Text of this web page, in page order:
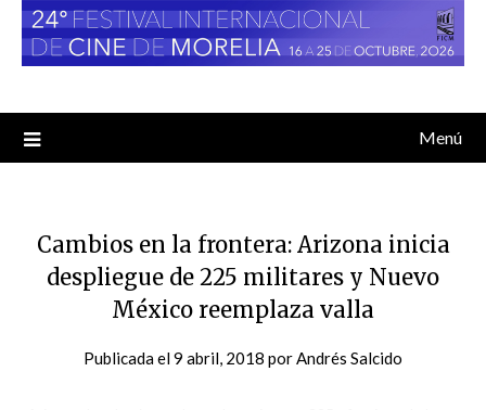
Menú
Cambios en la frontera: Arizona inicia
despliegue de 225 militares y Nuevo
México reemplaza valla
Publicada el9 abril, 2018 porAndrés Salcido